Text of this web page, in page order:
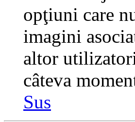
opţiuni care
imagini
altor
câteva
Sus